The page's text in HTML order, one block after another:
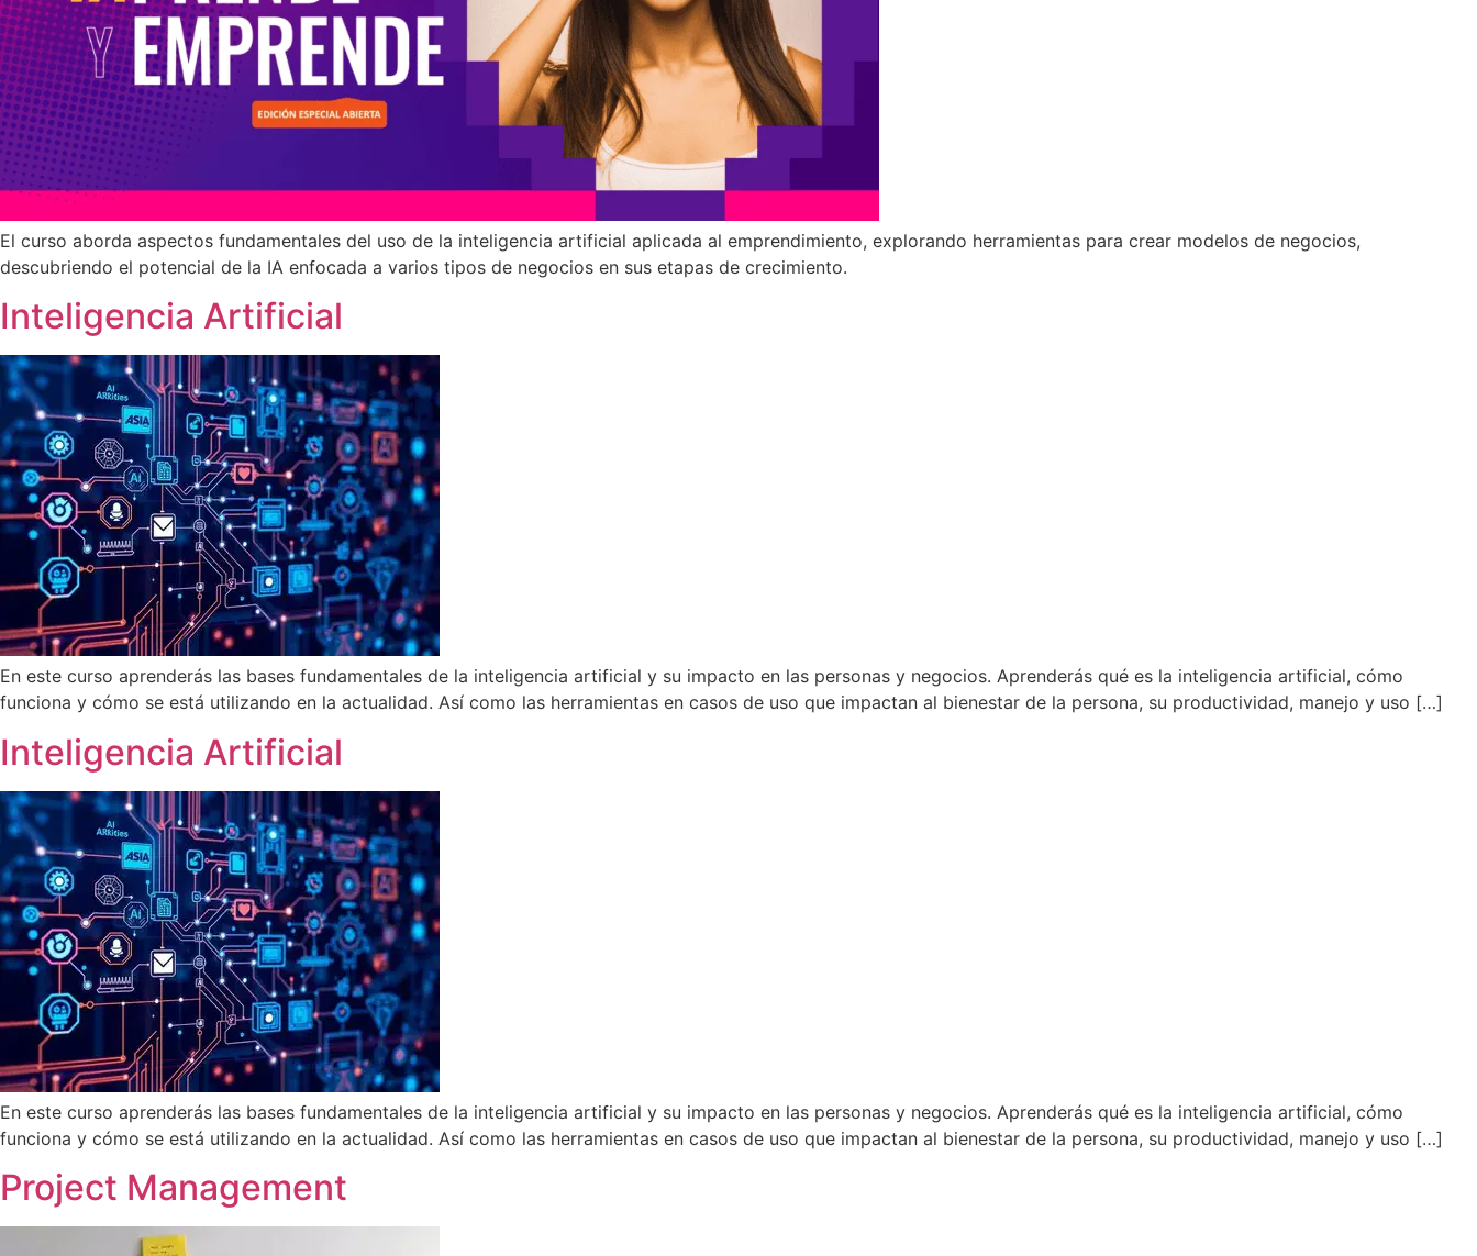
El curso aborda aspectos fundamentales del uso de la inteligencia artificial aplicada al emprendimiento, explorando herramientas para crear modelos de negocios,
descubriendo el potencial de la IA enfocada a varios tipos de negocios en sus etapas de crecimiento.
Inteligencia Artificial
En este curso aprenderás las bases fundamentales de la inteligencia artificial y su impacto en las personas y negocios. Aprenderás qué es la inteligencia artificial, cómo
funciona y cómo se está utilizando en la actualidad. Así como las herramientas en casos de uso que impactan al bienestar de la persona, su productividad, manejo y uso […]
Inteligencia Artificial
En este curso aprenderás las bases fundamentales de la inteligencia artificial y su impacto en las personas y negocios. Aprenderás qué es la inteligencia artificial, cómo
funciona y cómo se está utilizando en la actualidad. Así como las herramientas en casos de uso que impactan al bienestar de la persona, su productividad, manejo y uso […]
Project Management